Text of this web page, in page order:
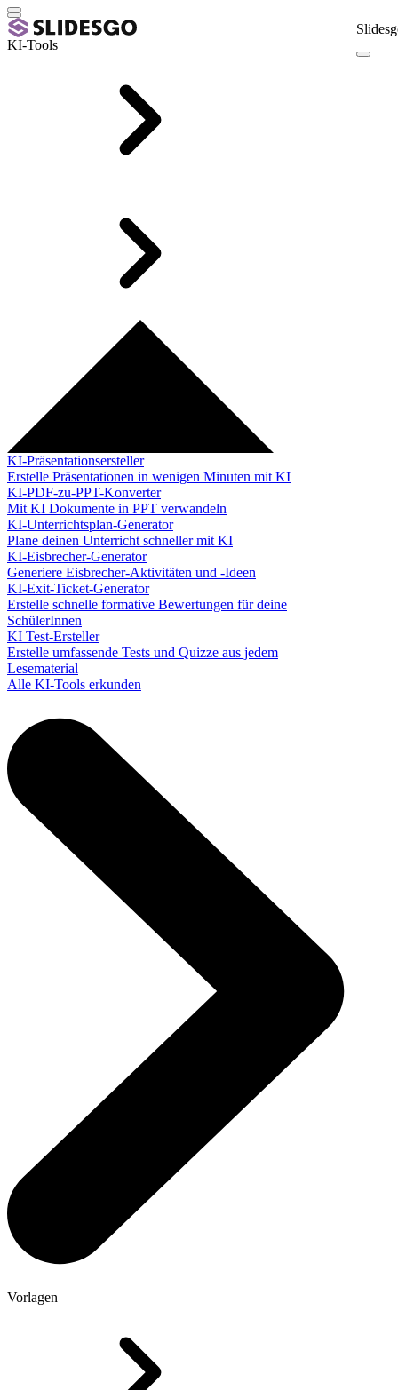
KI-Tools
KI-Präsentationsersteller
Erstelle Präsentationen in wenigen Minuten mit KI
KI-PDF-zu-PPT-Konverter
Mit KI Dokumente in PPT verwandeln
KI-Unterrichtsplan-Generator
Plane deinen Unterricht schneller mit KI
KI-Eisbrecher-Generator
Generiere Eisbrecher-Aktivitäten und -Ideen
KI-Exit-Ticket-Generator
Erstelle schnelle formative Bewertungen für deine
SchülerInnen
KI Test-Ersteller
Erstelle umfassende Tests und Quizze aus jedem
Lesematerial
Alle KI-Tools erkunden
Vorlagen